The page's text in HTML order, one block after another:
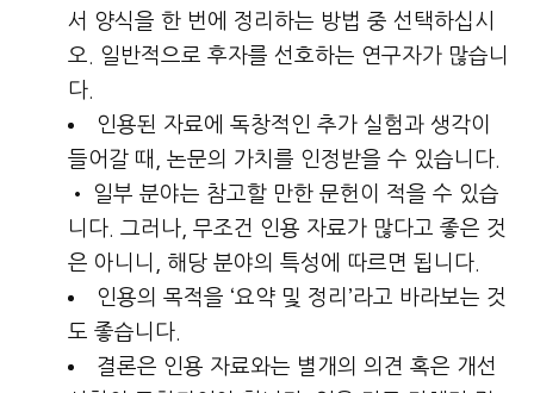
서 양식을 한 번에 정리하는 방법 중 선택하십시
오. 일반적으로 후자를 선호하는 연구자가 많습니
다.
인용된 자료에 독창적인 추가 실험과 생각이
들어갈 때, 논문의 가치를 인정받을 수 있습니다.
• 일부 분야는 참고할 만한 문헌이 적을 수 있습
니다. 그러나, 무조건 인용 자료가 많다고 좋은 것
은 아니니, 해당 분야의 특성에 따르면 됩니다.
인용의 목적을 ‘요약 및 정리’라고 바라보는 것
도 좋습니다.
결론은 인용 자료와는 별개의 의견 혹은 개선